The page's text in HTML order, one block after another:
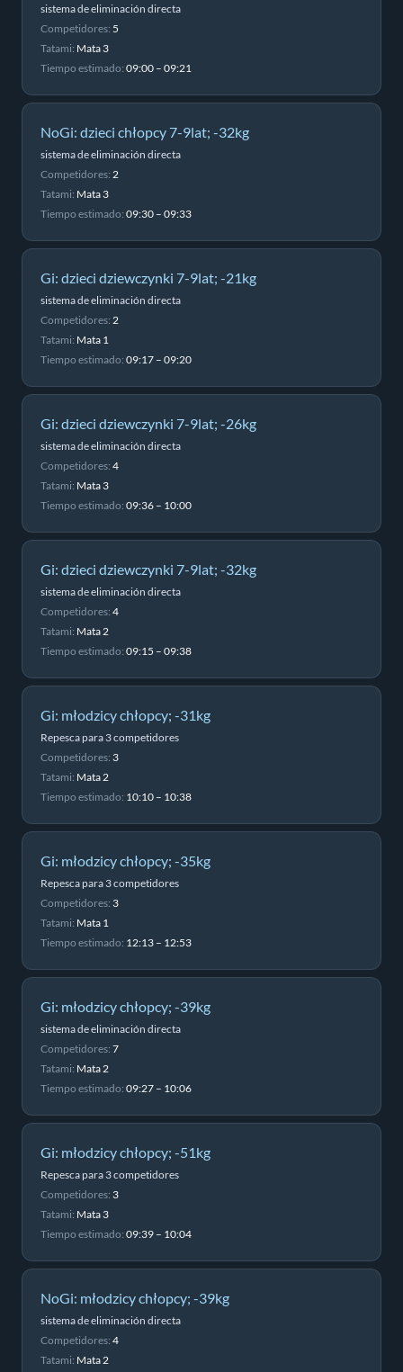
sistema de eliminación directa
Competidores: 5
Tatami: Mata 3
Tiempo estimado: 09:00 – 09:21
NoGi: dzieci chłopcy 7-9lat; -32kg
sistema de eliminación directa
Competidores: 2
Tatami: Mata 3
Tiempo estimado: 09:30 – 09:33
Gi: dzieci dziewczynki 7-9lat; -21kg
sistema de eliminación directa
Competidores: 2
Tatami: Mata 1
Tiempo estimado: 09:17 – 09:20
Gi: dzieci dziewczynki 7-9lat; -26kg
sistema de eliminación directa
Competidores: 4
Tatami: Mata 3
Tiempo estimado: 09:36 – 10:00
Gi: dzieci dziewczynki 7-9lat; -32kg
sistema de eliminación directa
Competidores: 4
Tatami: Mata 2
Tiempo estimado: 09:15 – 09:38
Gi: młodzicy chłopcy; -31kg
Repesca para 3 competidores
Competidores: 3
Tatami: Mata 2
Tiempo estimado: 10:10 – 10:38
Gi: młodzicy chłopcy; -35kg
Repesca para 3 competidores
Competidores: 3
Tatami: Mata 1
Tiempo estimado: 12:13 – 12:53
Gi: młodzicy chłopcy; -39kg
sistema de eliminación directa
Competidores: 7
Tatami: Mata 2
Tiempo estimado: 09:27 – 10:06
Gi: młodzicy chłopcy; -51kg
Repesca para 3 competidores
Competidores: 3
Tatami: Mata 3
Tiempo estimado: 09:39 – 10:04
NoGi: młodzicy chłopcy; -39kg
sistema de eliminación directa
Competidores: 4
Tatami: Mata 2